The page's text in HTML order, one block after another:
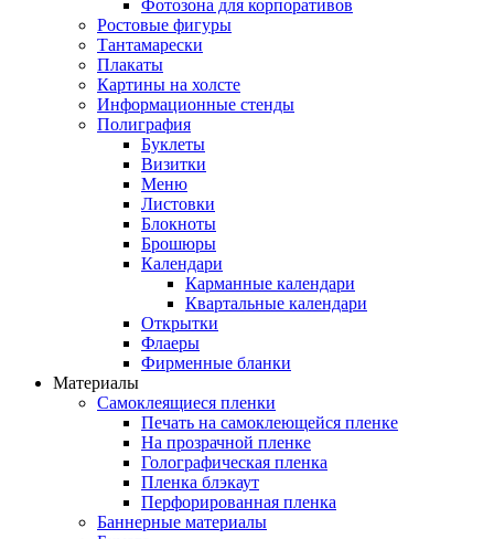
Фотозона для корпоративов
Ростовые фигуры
Тантамарески
Плакаты
Картины на холсте
Информационные стенды
Полиграфия
Буклеты
Визитки
Меню
Листовки
Блокноты
Брошюры
Календари
Карманные календари
Квартальные календари
Открытки
Флаеры
Фирменные бланки
Материалы
Самоклеящиеся пленки
Печать на самоклеющейся пленке
На прозрачной пленке
Голографическая пленка
Пленка блэкаут
Перфорированная пленка
Баннерные материалы